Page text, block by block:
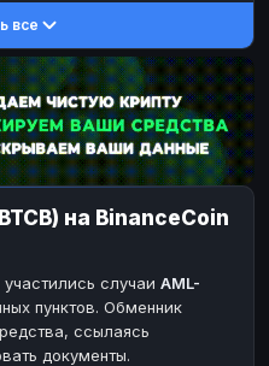
DASH
Toncoin TON
Dogecoin DOGE
TRX TRON
Bitcoin Cash BCH
BinanceCoin BEP20
Ripple
все
на BinanceCoin
случаи AML-
пунктов. Обменник
ссылаясь
документы.